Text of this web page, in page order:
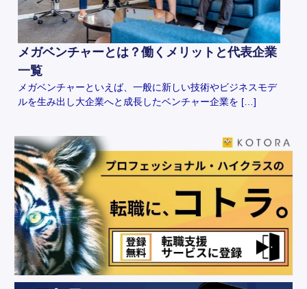
メガベンチャーとは？働くメリットと代表企業
一覧
メガベンチャーといえば、一般に新しい技術やビジネスモデ
ルを生み出し大企業へと成長したベンチャー企業を […]